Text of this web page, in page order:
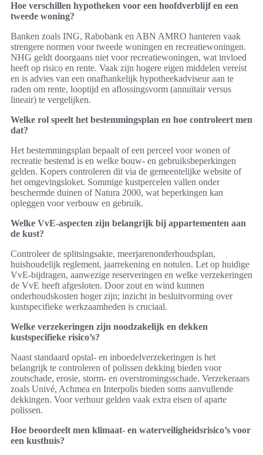
Hoe verschillen hypotheken voor een hoofdverblijf en een
tweede woning?
Banken zoals ING, Rabobank en ABN AMRO hanteren vaak
strengere normen voor tweede woningen en recreatiewoningen.
NHG geldt doorgaans niet voor recreatiewoningen, wat invloed
heeft op risico en rente. Vaak zijn hogere eigen middelen vereist
en is advies van een onafhankelijk hypotheekadviseur aan te
raden om rente, looptijd en aflossingsvorm (annuïtair versus
lineair) te vergelijken.
Welke rol speelt het bestemmingsplan en hoe controleert men
dat?
Het bestemmingsplan bepaalt of een perceel voor wonen of
recreatie bestemd is en welke bouw- en gebruiksbeperkingen
gelden. Kopers controleren dit via de gemeentelijke website of
het omgevingsloket. Sommige kustpercelen vallen onder
beschermde duinen of Natura 2000, wat beperkingen kan
opleggen voor verbouw en gebruik.
Welke VvE-aspecten zijn belangrijk bij appartementen aan
de kust?
Controleer de splitsingsakte, meerjarenonderhoudsplan,
huishoudelijk reglement, jaarrekening en notulen. Let op huidige
VvE-bijdragen, aanwezige reserveringen en welke verzekeringen
de VvE heeft afgesloten. Door zout en wind kunnen
onderhoudskosten hoger zijn; inzicht in besluitvorming over
kustspecifieke werkzaamheden is cruciaal.
Welke verzekeringen zijn noodzakelijk en dekken
kustspecifieke risico’s?
Naast standaard opstal- en inboedelverzekeringen is het
belangrijk te controleren of polissen dekking bieden voor
zoutschade, erosie, storm- en overstromingsschade. Verzekeraars
zoals Univé, Achmea en Interpolis bieden soms aanvullende
dekkingen. Voor verhuur gelden vaak extra eisen of aparte
polissen.
Hoe beoordeelt men klimaat- en waterveiligheidsrisico’s voor
een kusthuis?